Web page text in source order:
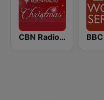
CBN Radio Christmas